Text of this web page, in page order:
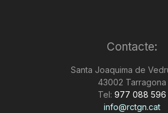
Contacte:
Santa Joaquima de
43002 Tarragona
Tel: 977 088 596
info@rctgn.cat